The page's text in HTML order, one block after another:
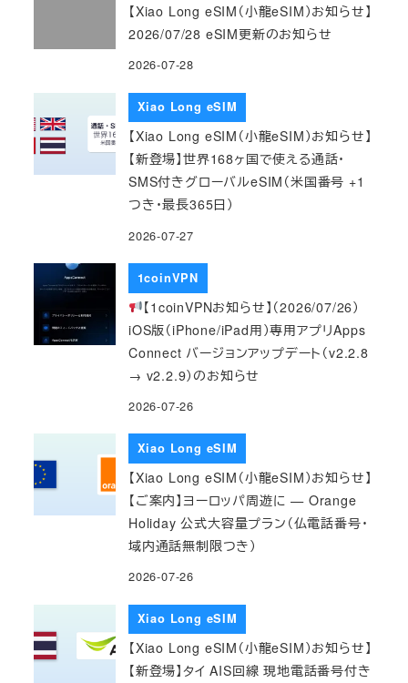
【Xiao Long eSIM（小龍eSIM）お知らせ】
2026/07/28 eSIM更新のお知らせ
2026-07-28
Xiao Long eSIM
【Xiao Long eSIM（小龍eSIM）お知らせ】
【新登場】世界168ヶ国で使える通話・
SMS付きグローバルeSIM（米国番号 +1
つき・最長365日）
2026-07-27
1coinVPN
【1coinVPNお知らせ】（2026/07/26）
iOS版（iPhone/iPad用）専用アプリApps
Connect バージョンアップデート（v2.2.8
→ v2.2.9）のお知らせ
2026-07-26
Xiao Long eSIM
【Xiao Long eSIM（小龍eSIM）お知らせ】
【ご案内】ヨーロッパ周遊に — Orange
Holiday 公式大容量プラン（仏電話番号・
域内通話無制限つき）
2026-07-26
Xiao Long eSIM
【Xiao Long eSIM（小龍eSIM）お知らせ】
【新登場】タイ AIS回線 現地電話番号付き